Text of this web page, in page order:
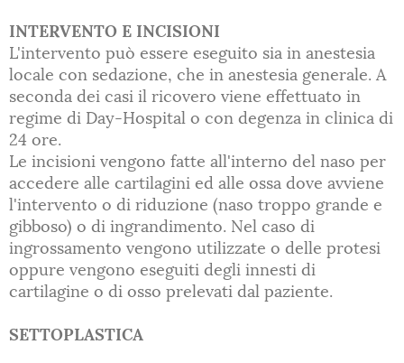
INTERVENTO E INCISIONI
L'intervento può essere eseguito sia in anestesia
locale con sedazione, che in anestesia generale. A
seconda dei casi il ricovero viene effettuato in
regime di Day-Hospital o con degenza in clinica di
24 ore.
Le incisioni vengono fatte all'interno del naso per
accedere alle cartilagini ed alle ossa dove avviene
l'intervento o di riduzione (naso troppo grande e
gibboso) o di ingrandimento. Nel caso di
ingrossamento vengono utilizzate o delle protesi
oppure vengono eseguiti degli innesti di
cartilagine o di osso prelevati dal paziente.
SETTOPLASTICA